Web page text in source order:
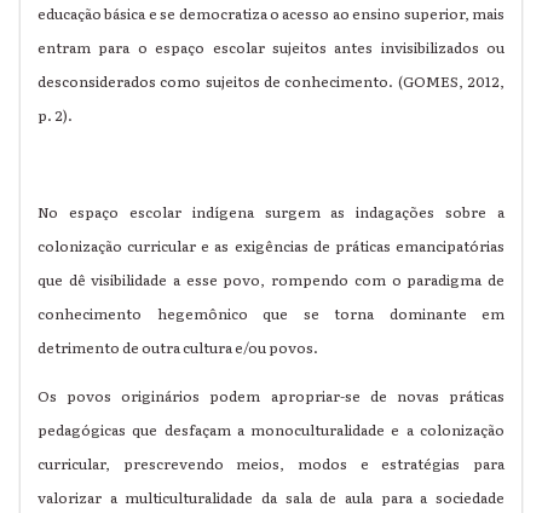
educação básica e se democratiza o acesso ao ensino superior, mais
entram para o espaço escolar sujeitos antes invisibilizados ou
desconsiderados como sujeitos de conhecimento. (GOMES, 2012,
p. 2).
No espaço escolar indígena surgem as indagações sobre a
colonização curricular e as exigências de práticas emancipatórias
que dê visibilidade a esse povo, rompendo com o paradigma de
conhecimento hegemônico que se torna dominante em
detrimento de outra cultura e/ou povos.
Os povos originários podem apropriar-se de novas práticas
pedagógicas que desfaçam a monoculturalidade e a colonização
curricular, prescrevendo meios, modos e estratégias para
valorizar a multiculturalidade da sala de aula para a sociedade